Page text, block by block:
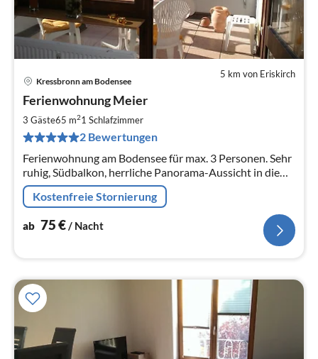
5 km von Eriskirch
Kressbronn am Bodensee
Ferienwohnung Meier
3 Gäste65 m21 Schlafzimmer
2 Bewertungen
Ferienwohnung am Bodensee für max. 3 Personen. Sehr
ruhig, Südbalkon, herrliche Panorama-Aussicht in die
freie Natur und auf CH-Berge, Seenähe. WLan
kostenlos!
Kostenfreie Stornierung
ab 75€/ Nacht